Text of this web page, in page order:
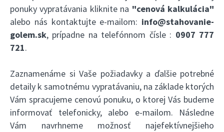
ponuky vypratávania kliknite na "cenová kalkulácia"
alebo nás kontaktujte e-mailom: info@stahovanie-
golem.sk, prípadne na telefónnom čísle : 0907 777
721.
Zaznamenáme si Vaše požiadavky a ďalšie potrebné
detaily k samotnému vypratávaniu, na základe ktorých
Vám spracujeme cenovú ponuku, o ktorej Vás budeme
informovať telefonicky, alebo e-mailom. Následne
Vám navrhneme možnosť najefektívnejšieho